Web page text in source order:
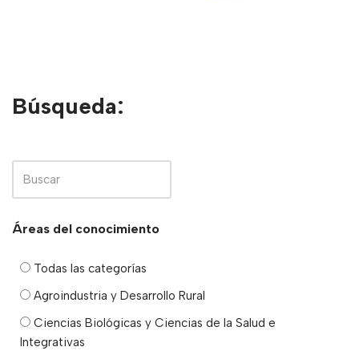
Búsqueda:
Áreas del conocimiento
Todas las categorías
Agroindustria y Desarrollo Rural
Ciencias Biológicas y Ciencias de la Salud e
Integrativas